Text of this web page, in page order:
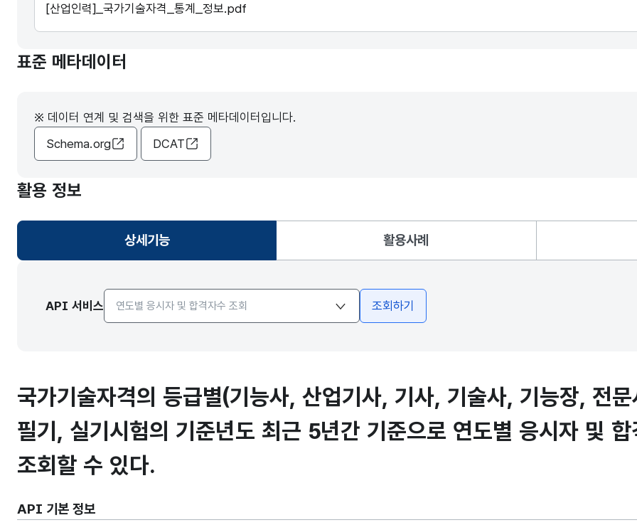
[산업인력]_국가기술자격_통계_정보.pdf
표준 메타데이터
※ 데이터 연계 및 검색을 위한 표준 메타데이터입니다.
Schema.org
DCAT
활용 정보
상세기능
선택됨
활용사례
API 서비스
API서비스 종류 선택
조회하기
국가기술자격의 등급별(기능사, 산업기사, 기사, 기술사, 기능장, 전
필기, 실기시험의 기준년도 최근 5년간 기준으로 연도별 응시자 및
조회할 수 있다.
API 기본 정보